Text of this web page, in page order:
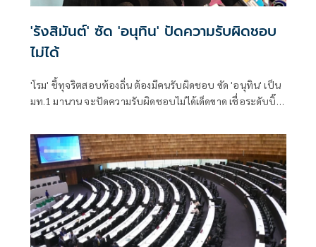
'รังสิมันต์' ซัด 'อนุทิน' ปัดความรับผิดชอบ
ไม่ได้
'โรม' ชี้ทุจริตสอบท้องถิ่น ต้องมีคนรับผิดชอบ ซัด 'อนุทิน' เป็น
มท.1 มานาน จะปัดความรับผิดชอบไม่ได้เด็ดขาด เชื่อระดับบิ๊ก
ลักษณะอื่น